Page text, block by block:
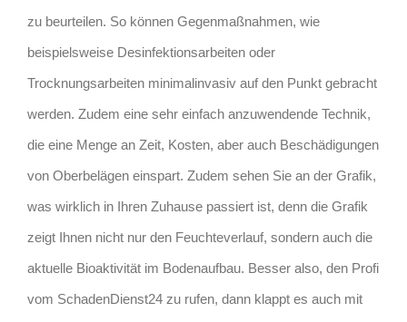
zu beurteilen. So können Gegenmaßnahmen, wie
beispielsweise Desinfektionsarbeiten oder
Trocknungsarbeiten minimalinvasiv auf den Punkt gebracht
werden. Zudem eine sehr einfach anzuwendende Technik,
die eine Menge an Zeit, Kosten, aber auch Beschädigungen
von Oberbelägen einspart. Zudem sehen Sie an der Grafik,
was wirklich in Ihren Zuhause passiert ist, denn die Grafik
zeigt Ihnen nicht nur den Feuchteverlauf, sondern auch die
aktuelle Bioaktivität im Bodenaufbau. Besser also, den Profi
vom SchadenDienst24 zu rufen, dann klappt es auch mit